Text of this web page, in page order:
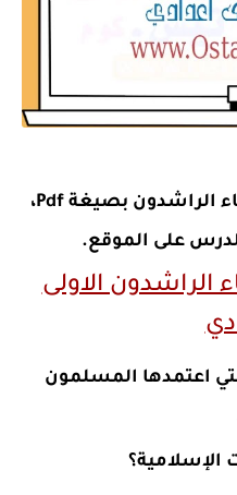
يمكنكم تحميل درس الخلفاء الراشدون بصيغة Pdf،
على الموقع.
الراشدون الاولى
اعتمدها المسلمون
الإسلامية؟